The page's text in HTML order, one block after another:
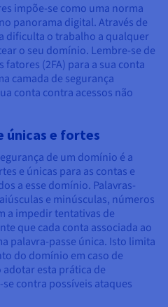
impõe-se como uma norma
panorama digital. Através de
dificulta o trabalho a qualquer
o seu domínio. Lembre-se de
(2FA) para a sua conta
camada de segurança
conta contra acessos não
únicas e fortes
de um domínio é a
e únicas para as contas e
a esse domínio. Palavras-
e minúsculas, números
a impedir tentativas de
que cada conta associada ao
palavra-passe única. Isto limita
do domínio em caso de
esta prática de
contra possíveis ataques